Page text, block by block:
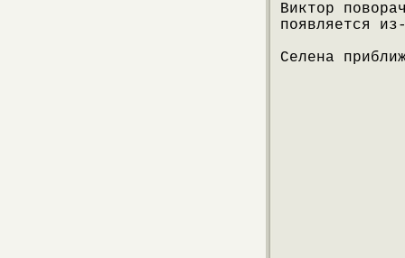
Виктор
появляется
Селена